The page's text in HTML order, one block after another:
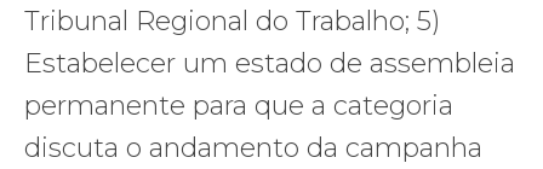
Tribunal Regional do Trabalho; 5)
Estabelecer um estado de assembleia
permanente para que a categoria
discuta o andamento da campanha